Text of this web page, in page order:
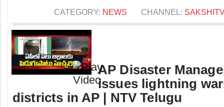
CATEGORY: NEWS CHANNEL:
AP Disaster
issues lightning
districts in AP | NTV Telugu